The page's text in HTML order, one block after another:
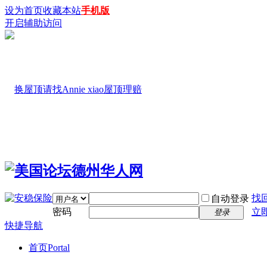
设为首页收藏本站手机版
开启辅助访问
自动登录 找
密码
登录
立
快捷导航
首页Portal